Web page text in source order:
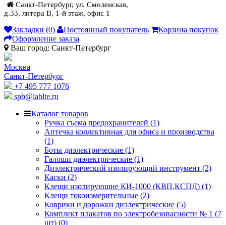
Санкт-Петербург, ул. Смоленская,
д.33, литера В, 1-й этаж, офис 1
Закладки (0) Постоянный покупатель
Корзина покупок
Оформление заказа
Ваш город: Санкт-Петербург
Москва
Санкт-Петербург
+7 495 777 1076
spb@lablte.ru
Каталог товаров
Ручка съема предохранителей (1)
Аптечка коллективная для офиса и производства
(1)
Боты диэлектрические (1)
Галоши диэлектрические (1)
Диэлектрический изолирующий инструмент (2)
Каски (2)
Клещи изолирующие КИ-1000 (КВП,КСПД) (1)
Клещи токоизмерительные (2)
Коврики и дорожки диэлектрические (5)
Комплект плакатов по электробезопасности № 1 (7
шт) (0)